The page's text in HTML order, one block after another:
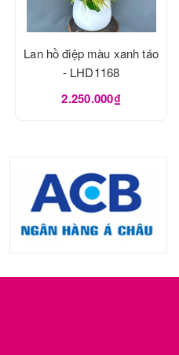
Lan hồ điệp màu xanh táo
- LHD1168
2.250.000₫